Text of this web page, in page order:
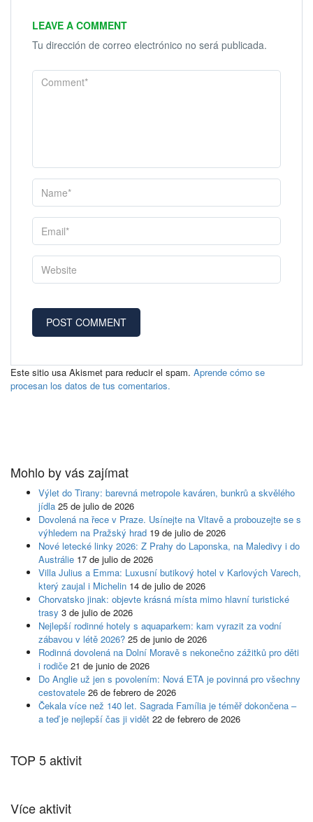
LEAVE A COMMENT
Tu dirección de correo electrónico no será publicada.
Este sitio usa Akismet para reducir el spam. Aprende cómo se
procesan los datos de tus comentarios.
Mohlo by vás zajímat
Výlet do Tirany: barevná metropole kaváren, bunkrů a skvělého
jídla 25 de julio de 2026
Dovolená na řece v Praze. Usínejte na Vltavě a probouzejte se s
výhledem na Pražský hrad 19 de julio de 2026
Nové letecké linky 2026: Z Prahy do Laponska, na Maledivy i do
Austrálie 17 de julio de 2026
Villa Julius a Emma: Luxusní butikový hotel v Karlových Varech,
který zaujal i Michelin 14 de julio de 2026
Chorvatsko jinak: objevte krásná místa mimo hlavní turistické
trasy 3 de julio de 2026
Nejlepší rodinné hotely s aquaparkem: kam vyrazit za vodní
zábavou v létě 2026? 25 de junio de 2026
Rodinná dovolená na Dolní Moravě s nekonečno zážitků pro děti
i rodiče 21 de junio de 2026
Do Anglie už jen s povolením: Nová ETA je povinná pro všechny
cestovatele 26 de febrero de 2026
Čekala více než 140 let. Sagrada Família je téměř dokončena –
a teď je nejlepší čas ji vidět 22 de febrero de 2026
TOP 5 aktivit
Více aktivit